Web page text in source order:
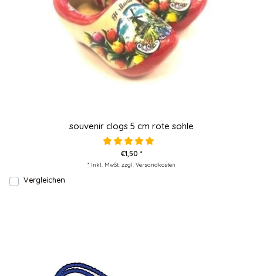
souvenir clogs 5 cm rote sohle
€1,50 *
* Inkl. MwSt. zzgl. Versandkosten
Vergleichen